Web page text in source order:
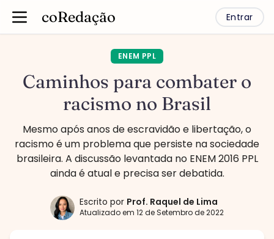
Entrar
coRedação
ENEM PPL
Caminhos para combater o
racismo no Brasil
Mesmo após anos de escravidão e libertação, o
racismo é um problema que persiste na sociedade
brasileira. A discussão levantada no ENEM 2016 PPL
ainda é atual e precisa ser debatida.
Escrito por Prof. Raquel de Lima
Atualizado em 12 de Setembro de 2022